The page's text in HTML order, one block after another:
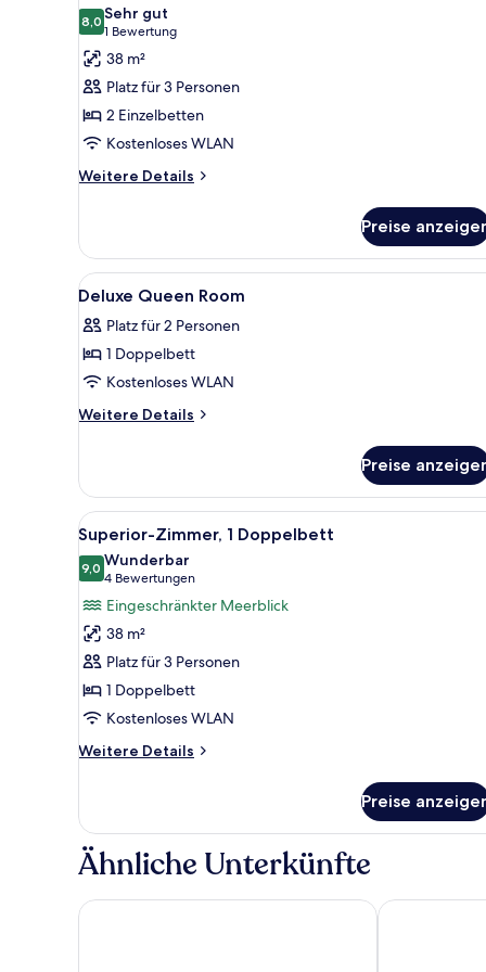
für
Superior-
Zimmer,
2 Einzelbetten
anzeigen
8,08,0 von 10
Sehr gut
1 Bewertung
(1
Bewertung)
38 m²
Platz für 3 Personen
2 Einzelbetten
Kostenloses WLAN
Weitere Details
Weitere
Zimmer,
2 Einzelbetten
Preise
Alle
Fotos
für
Deluxe
Queen
Room
Hochwertige Bettwaren,
6
Deluxe Queen Room
Platz für 2 Personen
1 Doppelbett
Kostenloses WLAN
Weitere Details
Weitere
Queen
Room
Preise
Alle
Fotos
für
Superior-
Zimmer,
1
Doppelbett
anzeigen
Ein Hotelzimmer mit einem
7
Superior-Zimmer, 1 Doppelbett
9,09,0 von 10
Wunderbar
4 Bewertungen
(4
Bewertungen)
Eingeschränkter Meerblick
38 m²
Platz für 3 Personen
1 Doppelbett
Kostenloses WLAN
Weitere Details
Weitere
Zimmer,
Doppelbett
Preise
Ähnliche Unterkünfte
Marco Polo Xiamen Langham